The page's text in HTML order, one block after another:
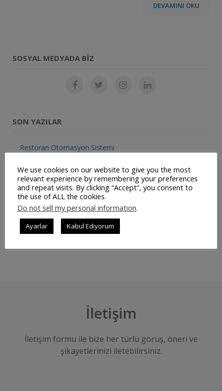
DEVAMINI OKU
SOSYAL MEDYADA BIZ
SON YAZILAR
Restoran Otomasyon Sistemi
Müşteri Panelimiz Yayınlanmıştır
Ticari Bilgilerimiz Değişmiştir
JetSu – Mobil Su Sipariş Uygulaması
Repairist – Mobil Bakım ve Yönetim Uygulaması
İletişim
İletişim formu ile bize her türlü görüş, öneri ve
şikayetlerinizi iletebilirsiniz.
We use cookies on our website to give you the most
relevant experience by remembering your preferences
and repeat visits. By clicking “Accept”, you consent to
the use of ALL the cookies.
Do not sell my personal information.
Ayarlar Kabul Ediyorum